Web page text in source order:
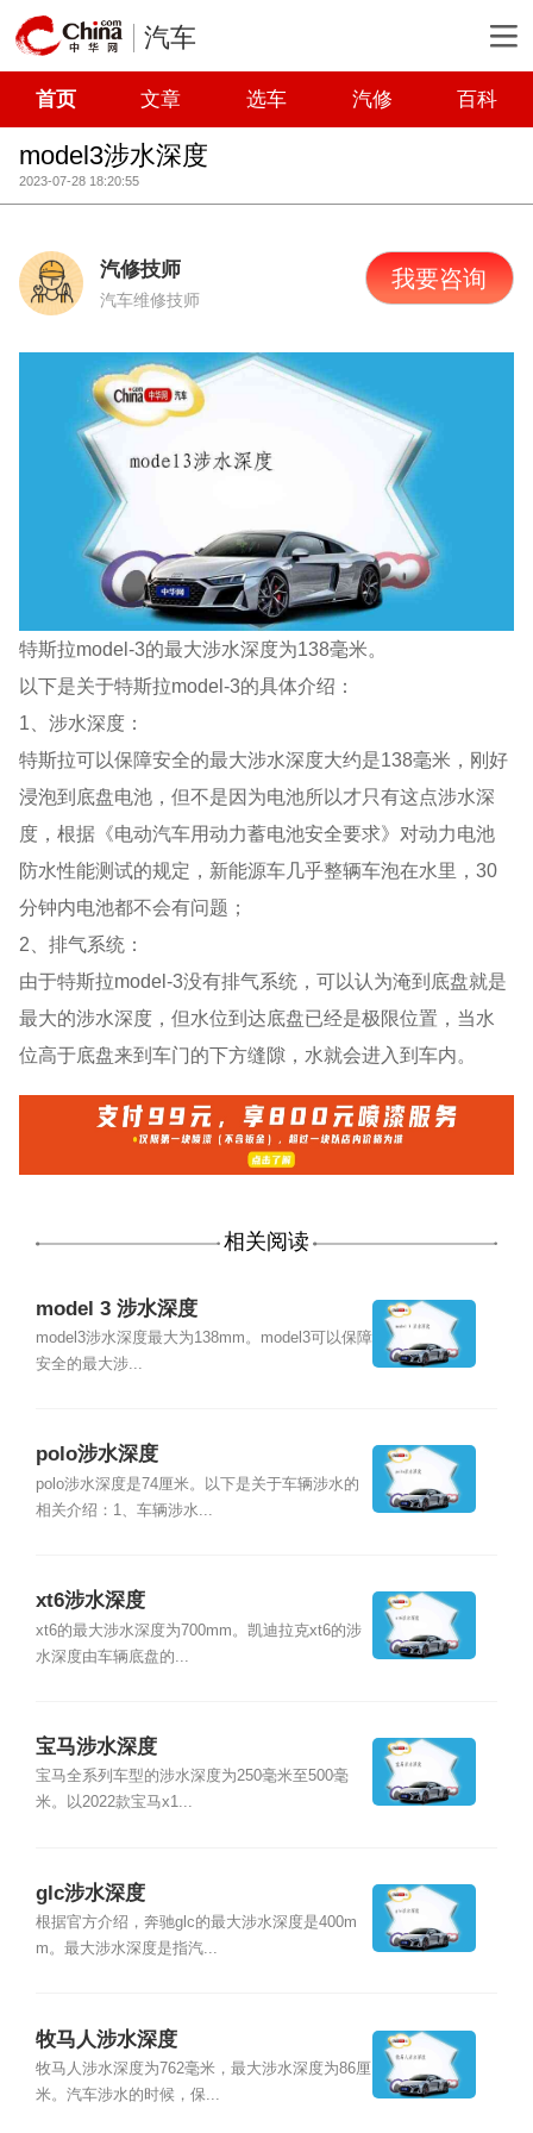
汽车
首页 文章 选车 汽修 百科
model3涉水深度
2023-07-28 18:20:55
汽修技师
汽车维修技师
我要咨询
特斯拉model-3的最大涉水深度为138毫米。
以下是关于特斯拉model-3的具体介绍：
1、涉水深度：
特斯拉可以保障安全的最大涉水深度大约是138毫米，刚好
浸泡到底盘电池，但不是因为电池所以才只有这点涉水深
度，根据《电动汽车用动力蓄电池安全要求》对动力电池
防水性能测试的规定，新能源车几乎整辆车泡在水里，30
分钟内电池都不会有问题；
2、排气系统：
由于特斯拉model-3没有排气系统，可以认为淹到底盘就是
最大的涉水深度，但水位到达底盘已经是极限位置，当水
位高于底盘来到车门的下方缝隙，水就会进入到车内。
相关阅读
model 3 涉水深度
model3涉水深度最大为138mm。model3可以保障
安全的最大涉...
polo涉水深度
polo涉水深度是74厘米。以下是关于车辆涉水的
相关介绍：1、车辆涉水...
xt6涉水深度
xt6的最大涉水深度为700mm。凯迪拉克xt6的涉
水深度由车辆底盘的...
宝马涉水深度
宝马全系列车型的涉水深度为250毫米至500毫
米。以2022款宝马x1...
glc涉水深度
根据官方介绍，奔驰glc的最大涉水深度是400m
m。最大涉水深度是指汽...
牧马人涉水深度
牧马人涉水深度为762毫米，最大涉水深度为86厘
米。汽车涉水的时候，保...